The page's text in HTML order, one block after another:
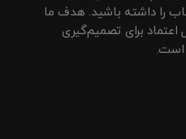
را داشته باشید. هدف ما
اعتماد برای تصمیم‌گیری
است.